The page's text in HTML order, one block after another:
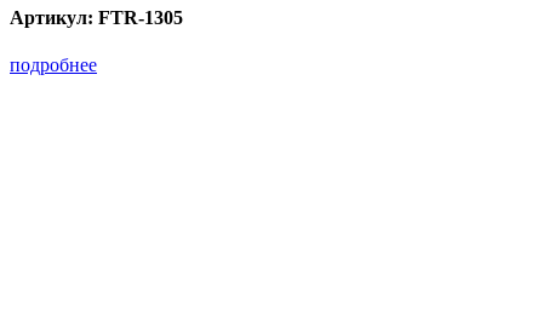
Артикул: FTR-1305
подробнее